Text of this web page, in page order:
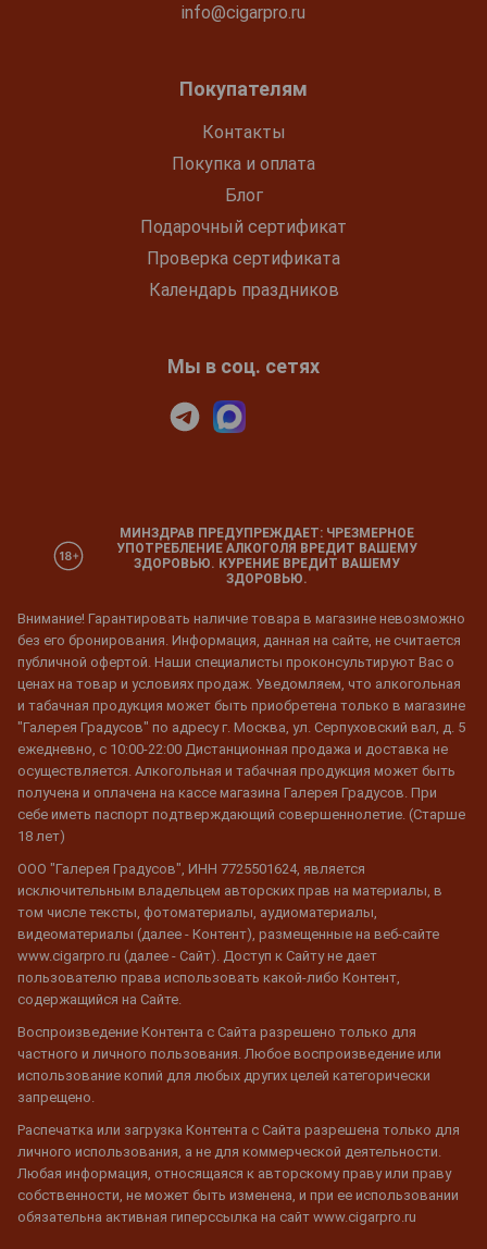
info@cigarpro.ru
Покупателям
Контакты
Покупка и оплата
Блог
Подарочный сертификат
Проверка сертификата
Календарь праздников
Мы в соц. сетях
МИНЗДРАВ ПРЕДУПРЕЖДАЕТ: ЧРЕЗМЕРНОЕ
УПОТРЕБЛЕНИЕ АЛКОГОЛЯ ВРЕДИТ ВАШЕМУ
ЗДОРОВЬЮ. КУРЕНИЕ ВРЕДИТ ВАШЕМУ
ЗДОРОВЬЮ.
Внимание! Гарантировать наличие товара в магазине невозможно
без его бронирования. Информация, данная на сайте, не считается
публичной офертой. Наши специалисты проконсультируют Вас о
ценах на товар и условиях продаж. Уведомляем, что алкогольная
и табачная продукция может быть приобретена только в магазине
"Галерея Градусов" по адресу г. Москва, ул. Серпуховский вал, д. 5
ежедневно, с 10:00-22:00 Дистанционная продажа и доставка не
осуществляется. Алкогольная и табачная продукция может быть
получена и оплачена на кассе магазина Галерея Градусов. При
себе иметь паспорт подтверждающий совершеннолетие. (Старше
18 лет)
ООО "Галерея Градусов", ИНН 7725501624, является
исключительным владельцем авторских прав на материалы, в
том числе тексты, фотоматериалы, аудиоматериалы,
видеоматериалы (далее - Контент), размещенные на веб-сайте
www.cigarpro.ru (далее - Сайт). Доступ к Сайту не дает
пользователю права использовать какой-либо Контент,
содержащийся на Сайте.
Воспроизведение Контента с Сайта разрешено только для
частного и личного пользования. Любое воспроизведение или
использование копий для любых других целей категорически
запрещено.
Распечатка или загрузка Контента с Сайта разрешена только для
личного использования, а не для коммерческой деятельности.
Любая информация, относящаяся к авторскому праву или праву
собственности, не может быть изменена, и при ее использовании
обязательна активная гиперссылка на сайт www.cigarpro.ru